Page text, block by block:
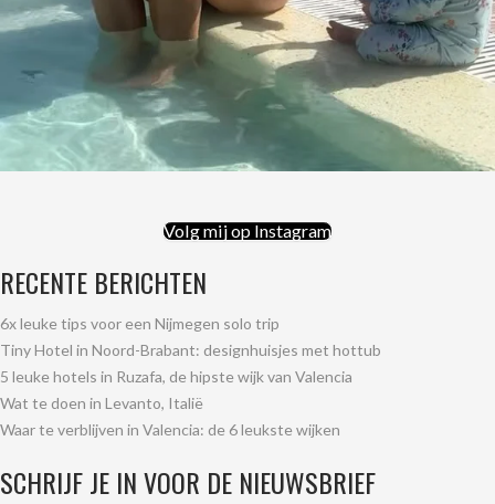
Volg mij op Instagram
RECENTE BERICHTEN
6x leuke tips voor een Nijmegen solo trip
Tiny Hotel in Noord-Brabant: designhuisjes met hottub
5 leuke hotels in Ruzafa, de hipste wijk van Valencia
Wat te doen in Levanto, Italië
Waar te verblijven in Valencia: de 6 leukste wijken
SCHRIJF JE IN VOOR DE NIEUWSBRIEF